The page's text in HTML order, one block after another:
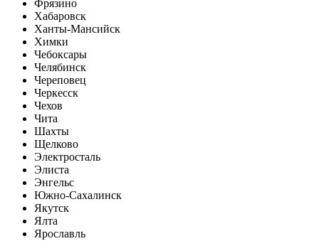
Фрязино
Хабаровск
Ханты-Мансийск
Химки
Чебоксары
Челябинск
Череповец
Черкесск
Чехов
Чита
Шахты
Щелково
Электросталь
Элиста
Энгельс
Южно-Сахалинск
Якутск
Ялта
Ярославль